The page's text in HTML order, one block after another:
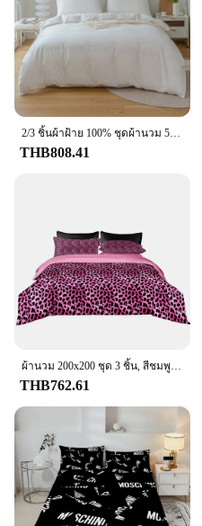
perfect fit for upscale
accommodations. The
duvet cover, pillowcases,
every aspect of your
**Versatile and Durable**
Our hotel bedding sets
aesthetics; they are
of daily use in high-traffic
durable fabric ensures
even after numerous
choice for vendors and
high-quality linens to
maintenance is a
products, ensuring that
comfortable and inviting
**For Sale to the
Whether you are a hotel
a supplier looking to
offerings, our hotel
addition to your
available, you can offer
experience without
designed to cater to the
industry, providing a
experience for guests
accommodations.
THB808.41
THB762.61